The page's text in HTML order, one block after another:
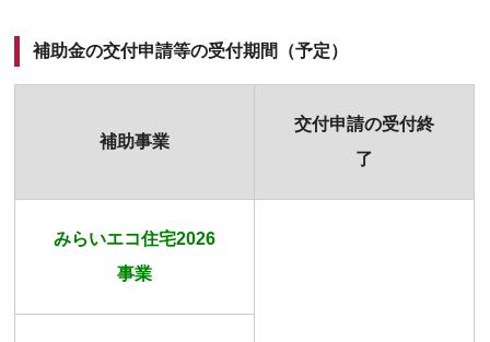
補助金の交付申請等の受付期間（予定）
補助事業
交付申請の受付終
了
みらいエコ住宅2026
事業